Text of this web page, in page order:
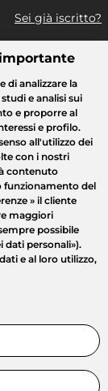
Sei già iscritto?
Elettrodomestici
di analizzare la
e analisi sui
e proporre al
e profilo.
all'utilizzo dei
con i nostri
contenuto
funzionamento del
»il cliente
maggiori
possibile
dati personali»).
e al loro utilizzo,